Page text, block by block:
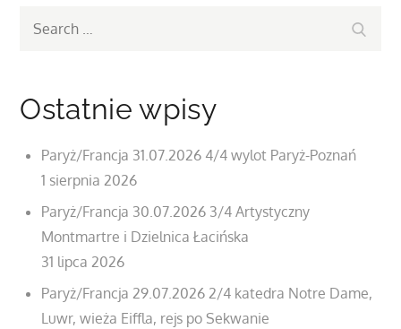
Ostatnie wpisy
Paryż/Francja 31.07.2026 4/4 wylot Paryż-Poznań
1 sierpnia 2026
Paryż/Francja 30.07.2026 3/4 Artystyczny
Montmartre i Dzielnica Łacińska
31 lipca 2026
Paryż/Francja 29.07.2026 2/4 katedra Notre Dame,
Luwr, wieża Eiffla, rejs po Sekwanie